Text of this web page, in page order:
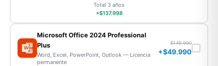
Total 3 años
+$137.998
WX
P
Microsoft Office 2024 Professional
Plus
Word, Excel, PowerPoint, Outlook — Licencia
permanente
$149.990
+$49.990